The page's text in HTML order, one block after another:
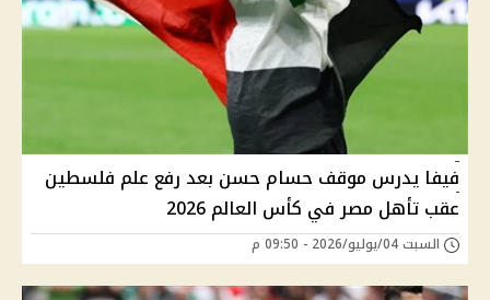
فيفا يدرس موقف حسام حسن بعد رفع علم فلسطين
عقب تأهل مصر في كأس العالم 2026
السبت 04/يوليو/2026 - 09:50 م